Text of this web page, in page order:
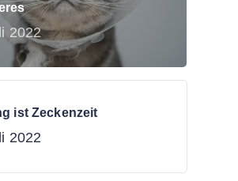
2022
ist Zeckenzeit
2022